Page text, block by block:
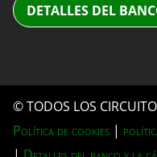
DETALLES DEL
© TODOS LOS
Política de cookies|